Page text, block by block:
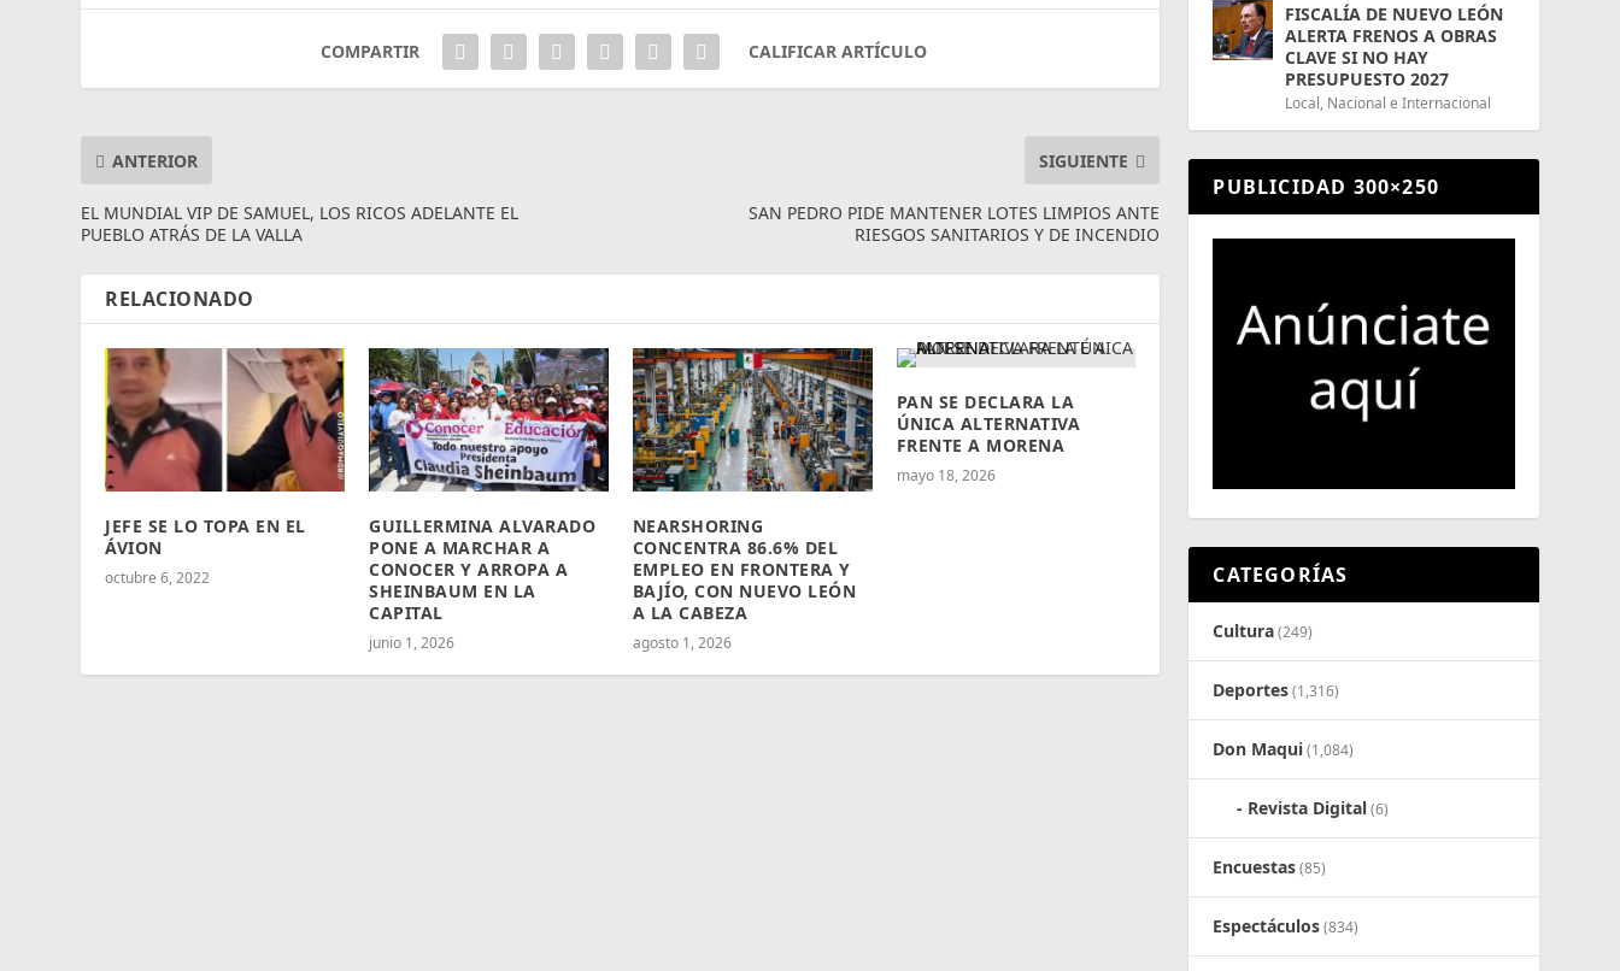
COMPARTIR CALIFICAR ARTÍCULO
ANTERIOR
EL MUNDIAL VIP DE SAMUEL, LOS RICOS ADELANTE EL
PUEBLO ATRÁS DE LA VALLA
SIGUIENTE
SAN PEDRO PIDE MANTENER LOTES LIMPIOS ANTE
RIESGOS SANITARIOS Y DE INCENDIO
RELACIONADO
JEFE SE LO TOPA EN EL
ÁVION
octubre 6, 2022
GUILLERMINA ALVARADO
PONE A MARCHAR A
CONOCER Y ARROPA A
SHEINBAUM EN LA
CAPITAL
junio 1, 2026
NEARSHORING
CONCENTRA 86.6% DEL
EMPLEO EN FRONTERA Y
BAJÍO, CON NUEVO LEÓN
A LA CABEZA
agosto 1, 2026
PAN SE DECLARA LA
ÚNICA ALTERNATIVA
FRENTE A MORENA
mayo 18, 2026
FISCALÍA DE NUEVO LEÓN
ALERTA FRENOS A OBRAS
CLAVE SI NO HAY
PRESUPUESTO 2027
Local, Nacional e Internacional
PUBLICIDAD 300×250
CATEGORÍAS
Cultura(249)
Deportes(1,316)
Don Maqui(1,084)
Revista Digital(6)
Encuestas(85)
Espectáculos(834)